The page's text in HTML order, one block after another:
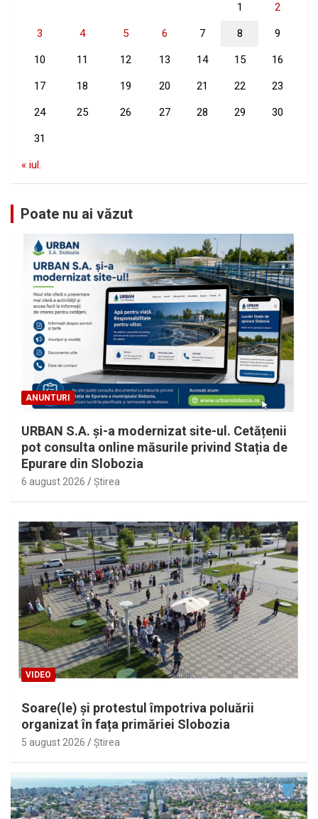
1 2
3 4 5 6 7 8 9
10 11 12 13 14 15 16
17 18 19 20 21 22 23
24 25 26 27 28 29 30
31
« iul.
Poate nu ai văzut
ANUNTURI
URBAN S.A. și-a modernizat site-ul. Cetățenii
pot consulta online măsurile privind Stația de
Epurare din Slobozia
6 august 2026 Ştirea
VIDEO
Soare(le) și protestul împotriva poluării
organizat în fața primăriei Slobozia
5 august 2026 Ştirea